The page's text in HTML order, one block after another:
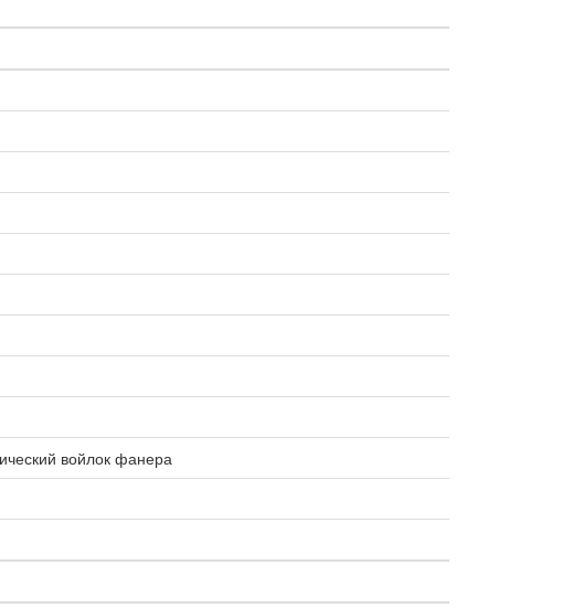
войлок фанера